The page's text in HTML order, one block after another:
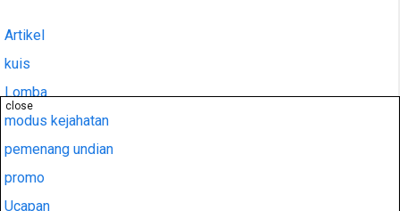
close
Artikel
kuis
Lomba
modus kejahatan
pemenang undian
promo
Ucapan